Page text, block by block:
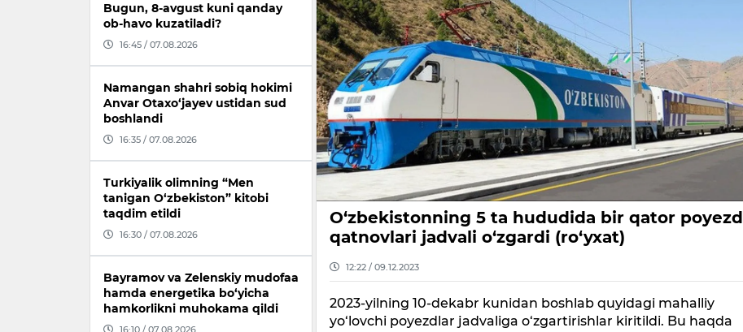
Bugun, 8-avgust kuni qanday
ob-havo kuzatiladi?
16:45 / 07.08.2026
Namangan shahri sobiq hokimi
Anvar Otaxo‘jayev ustidan sud
boshlandi
16:35 / 07.08.2026
Turkiyalik olimning “Men
tanigan O‘zbekiston” kitobi
taqdim etildi
16:30 / 07.08.2026
Bayramov va Zelenskiy mudofaa
hamda energetika bo‘yicha
hamkorlikni muhokama qildi
16:10 / 07.08.2026
O‘zbekistonning 5 ta hududida bir qator poyezd
qatnovlari jadvali o‘zgardi (ro‘yxat)
12:22 / 09.12.2023
2023-yilning 10-dekabr kunidan boshlab quyidagi mahalliy
yo‘lovchi poyezdlar jadvaliga o‘zgartirishlar kiritildi. Bu haqda